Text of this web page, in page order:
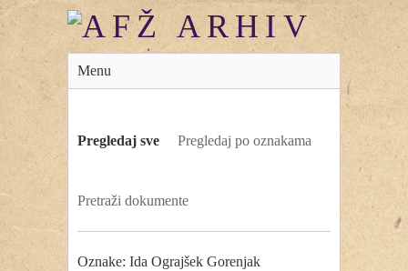
Menu
Pregledaj sve Pregledaj po oznakama
Pretraži dokumente
Oznake: Ida Ograjšek Gorenjak